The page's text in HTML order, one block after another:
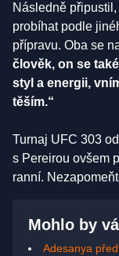
Následně
probíhat podle
přípravu. Oba se
člověk, on se
styl a energii,
těším.“
Turnaj UFC 303
s Pereirou ovšem
ranní.
Mohlo by
Adesanya